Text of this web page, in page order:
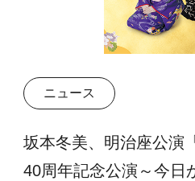
ニュース
坂本冬美、明治座公演
40周年記念公演～今日